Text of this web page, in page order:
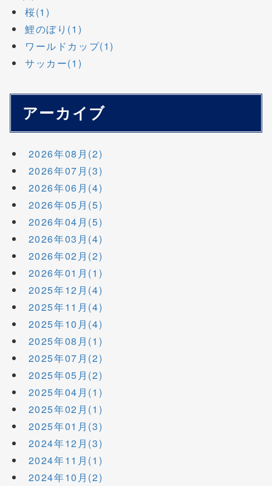
桜(1)
鯉のぼり(1)
ワールドカップ(1)
サッカー(1)
アーカイブ
2026年08月(2)
2026年07月(3)
2026年06月(4)
2026年05月(5)
2026年04月(5)
2026年03月(4)
2026年02月(2)
2026年01月(1)
2025年12月(4)
2025年11月(4)
2025年10月(4)
2025年08月(1)
2025年07月(2)
2025年05月(2)
2025年04月(1)
2025年02月(1)
2025年01月(3)
2024年12月(3)
2024年11月(1)
2024年10月(2)